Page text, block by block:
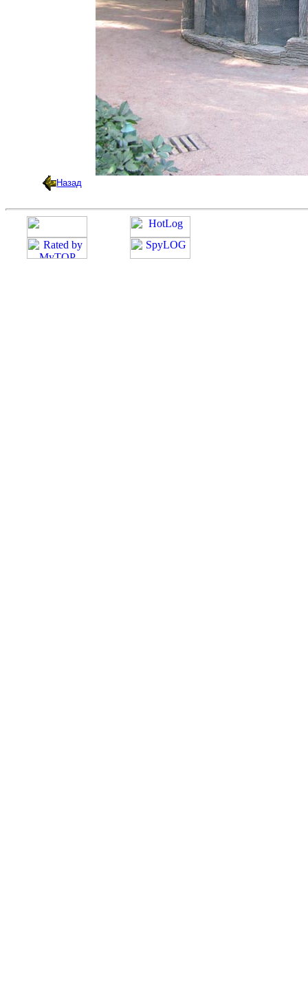
Назад